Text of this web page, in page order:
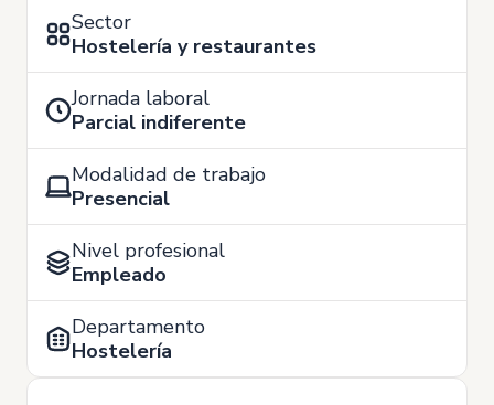
Sector
Hostelería y restaurantes
Jornada laboral
Parcial indiferente
Modalidad de trabajo
Presencial
Nivel profesional
Empleado
Departamento
Hostelería